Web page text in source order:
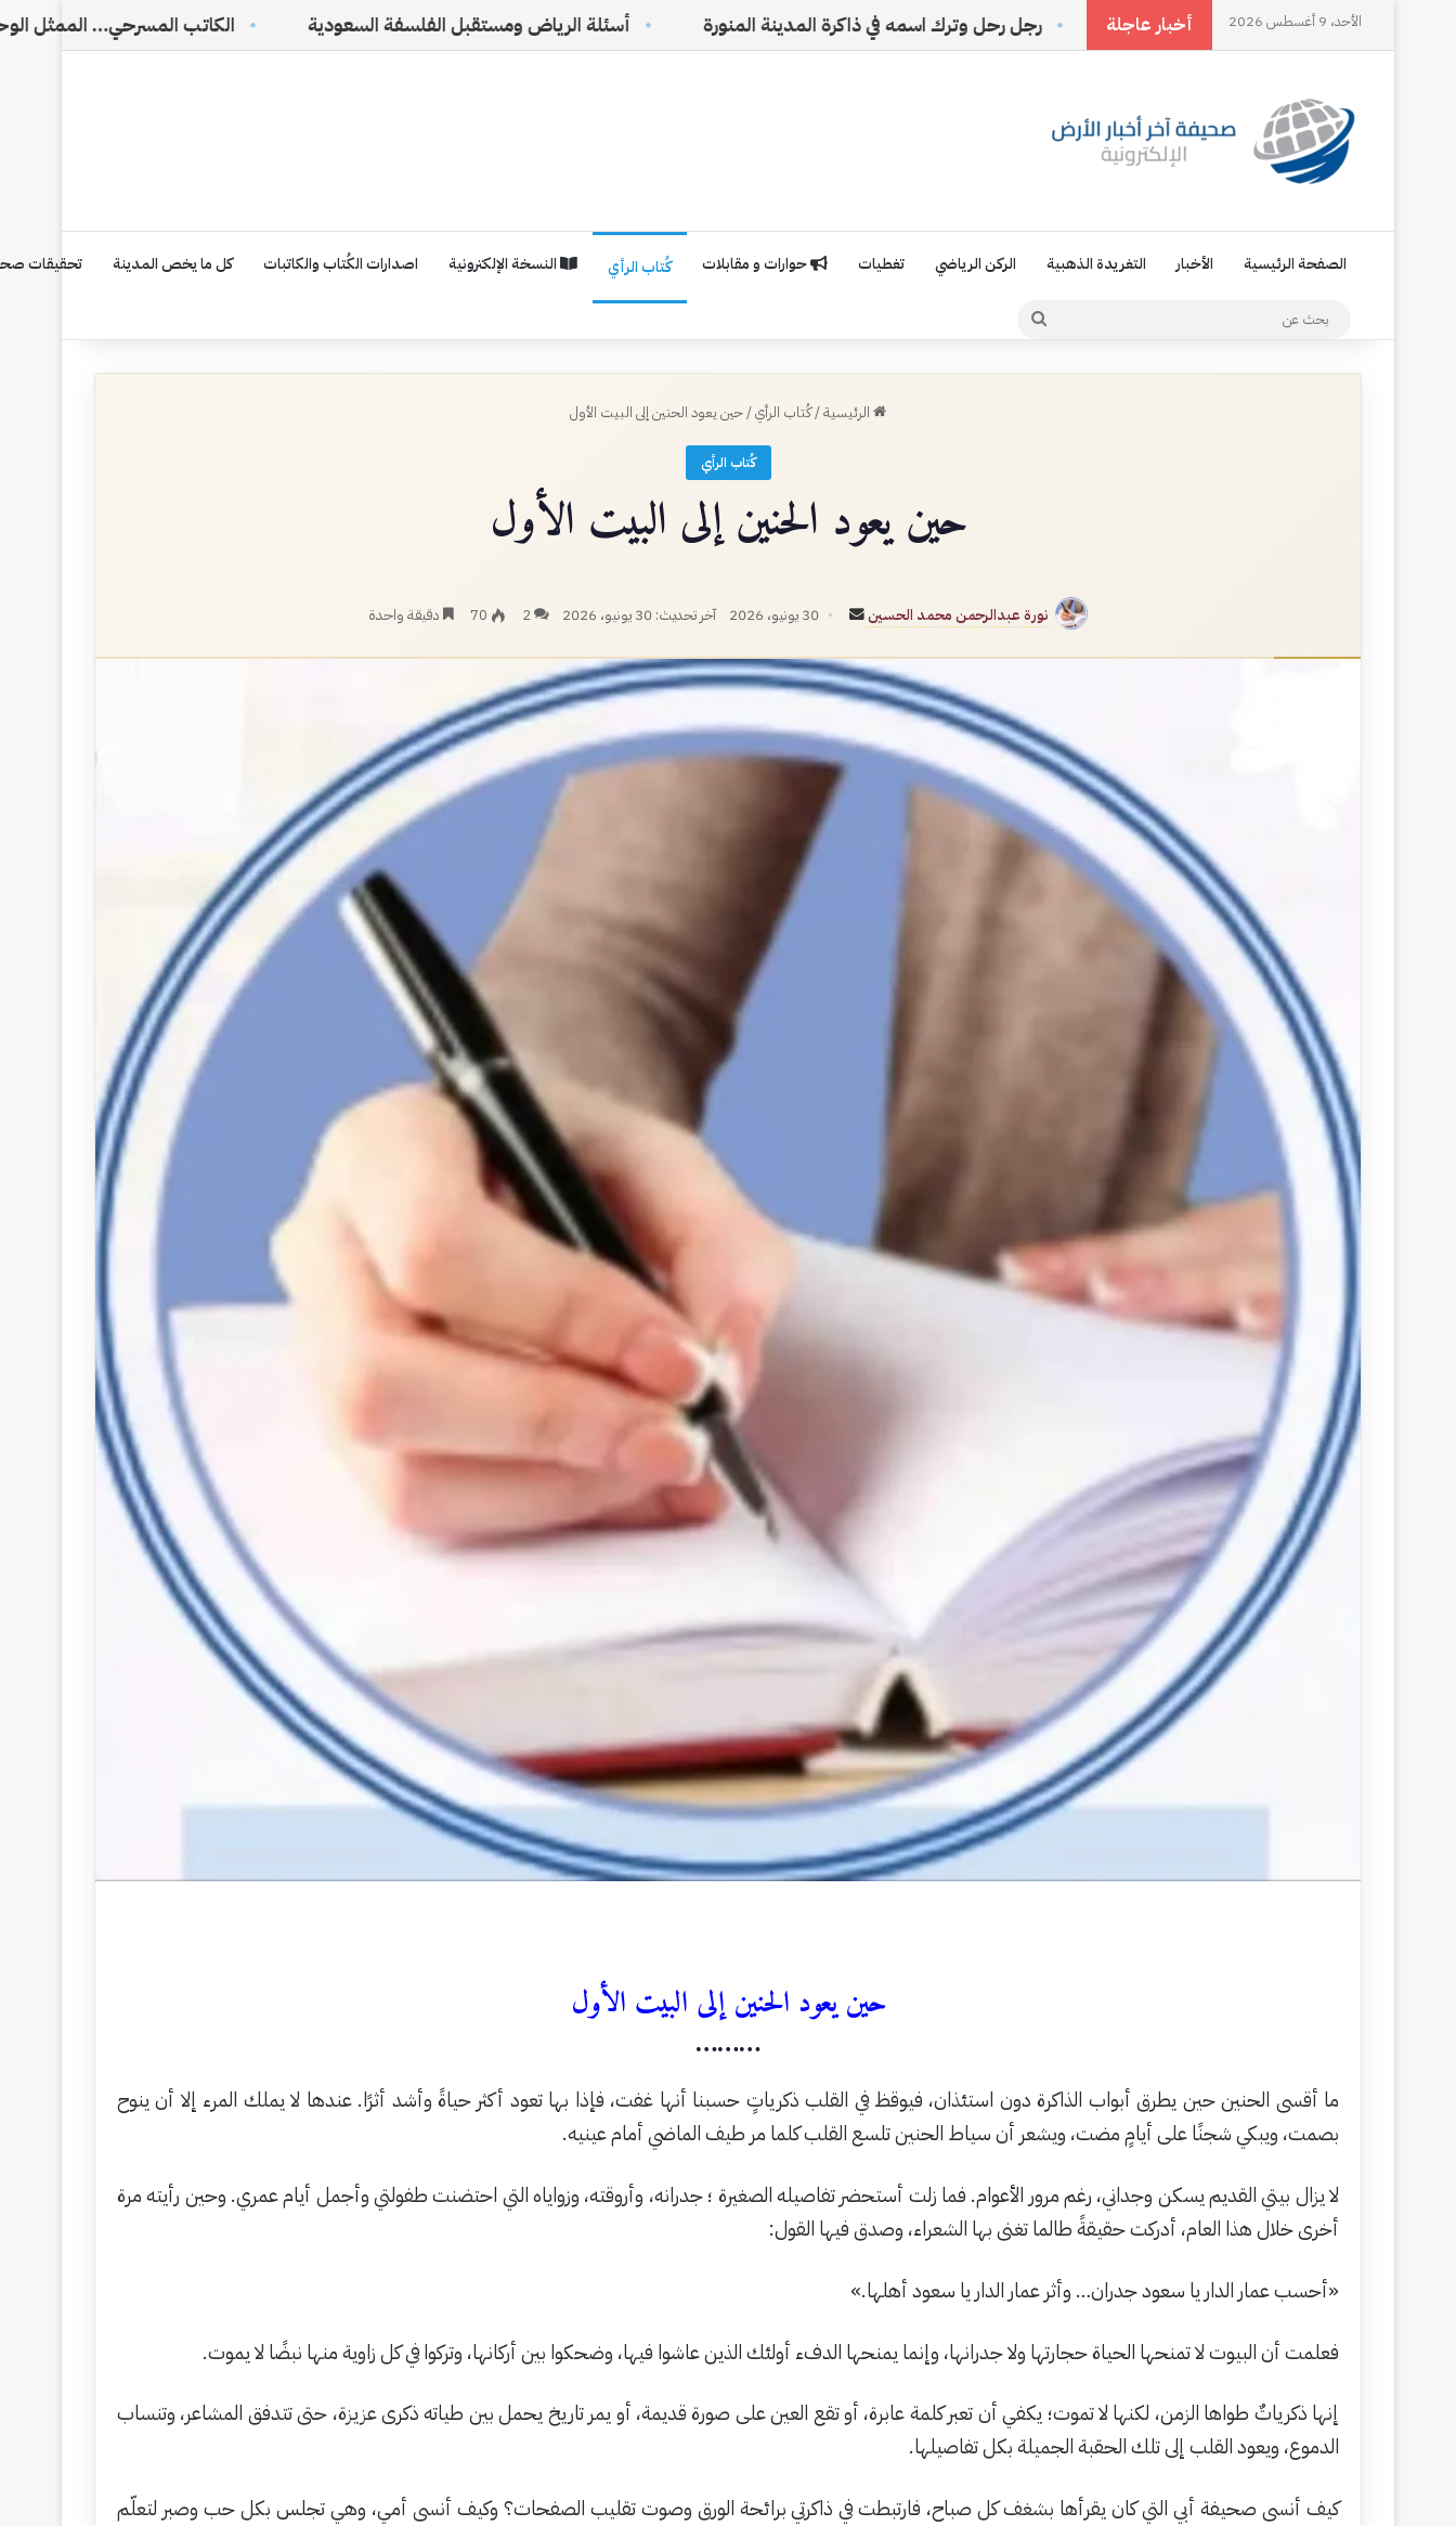
الأحد، 9 أغسطس 2026 أخبار عاجلة يحددها الناس بل تصنعها أنت رجل رحل وترك اسمه في ذاكرة المدينة المنورة أسئلة الرياض ومستقبل الفلسفة السعودية الكاتب المسرحي… الممثل الوحيد الذي لا
الصفحة الرئيسية الأخبار التغريدة الذهبية الركن الرياضي تغطيات حوارات و مقابلات كُتاب الرأي النسخة الإلكترونية اصدارات الكُتاب والكاتبات كل ما يخص المدينة تحقيقات
بحث
الرئيسية/كُتاب الرأي/حين يعود الحنين إلى البيت الأول
كُتاب الرأي
حين يعود الحنين إلى البيت الأول
نورة عبدالرحمن محمد الحسين
أرسل
إلكترونيا
30 يونيو، 2026 آخر تحديث: 30 يونيو، 2026 2
70 دقيقة واحدة
حين يعود الحنين إلى البيت الأول
………
ما أقسى الحنين حين يطرق أبواب الذاكرة دون استئذان، فيوقظ في القلب ذكرياتٍ حسبنا أنها غفت، فإذا بها تعود أكثر حياةً وأشد أثرًا. عندها لا يملك المرء إلا أن ينوح
بصمت، ويبكي شجنًا على أيامٍ مضت، ويشعر أن سياط الحنين تلسع القلب كلما مر طيف الماضي أمام عينيه.
لا يزال بيتي القديم يسكن وجداني، رغم مرور الأعوام. فما زلت أستحضر تفاصيله الصغيرة ؛ جدرانه، وأروقته، وزواياه التي احتضنت طفولتي وأجمل أيام عمري. وحين رأيته مرة
أخرى خلال هذا العام، أدركت حقيقةً طالما تغنى بها الشعراء، وصدق فيها القول:
«أحسب عمار الدار يا سعود جدران… وأثر عمار الدار يا سعود أهلها.»
فعلمت أن البيوت لا تمنحها الحياة حجارتها ولا جدرانها، وإنما يمنحها الدفء أولئك الذين عاشوا فيها، وضحكوا بين أركانها، وتركوا في كل زاوية منها نبضًا لا يموت.
إنها ذكرياتٌ طواها الزمن، لكنها لا تموت؛ يكفي أن تعبر كلمة عابرة، أو تقع العين على صورة قديمة، أو يمر تاريخ يحمل بين طياته ذكرى عزيزة، حتى تتدفق المشاعر، وتنساب
الدموع، ويعود القلب إلى تلك الحقبة الجميلة بكل تفاصيلها.
كيف أنسى صحيفة أبي التي كان يقرأها بشغف كل صباح، فارتبطت في ذاكرتي برائحة الورق وصوت تقليب الصفحات؟ وكيف أنسى أمي، وهي تجلس بكل حب وصبر لتعلّم